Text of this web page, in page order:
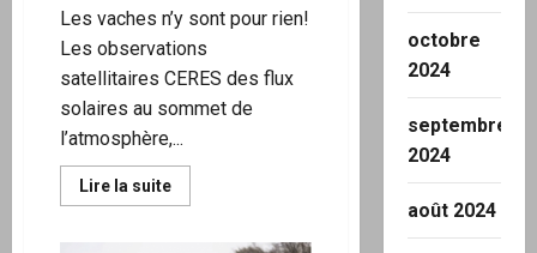
le
savoir.
Les vaches n’y sont pour rien!
Les observations
satellitaires CERES des flux
solaires au sommet de
l’atmosphère,...
Lire la suiteEn
savoir
octobre
2024
septembre
2024
août 2024